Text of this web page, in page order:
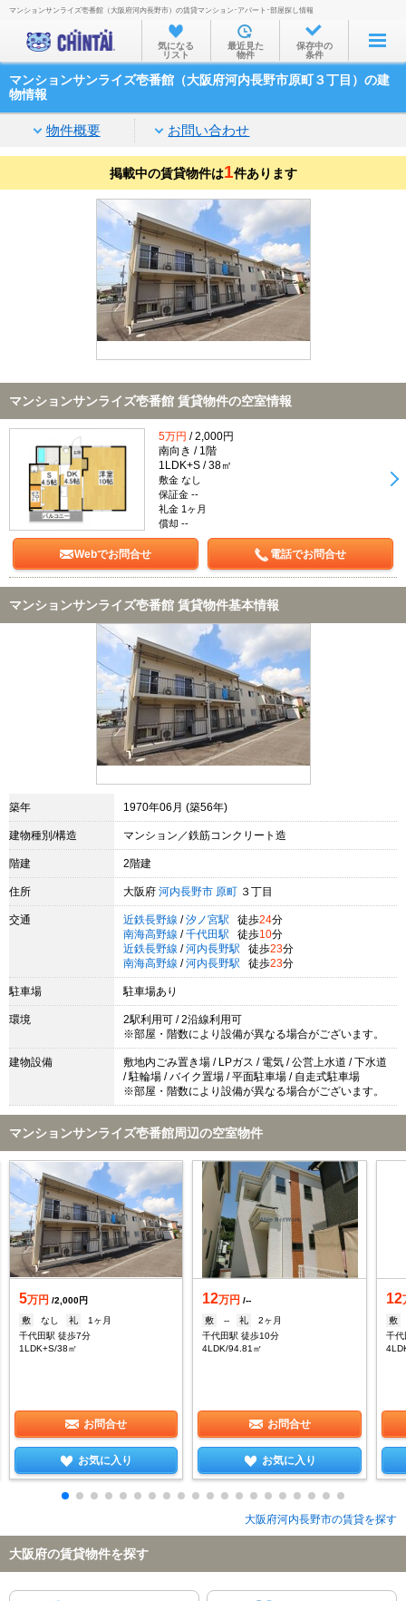
お部屋を探す
沿線・駅から
家賃相場から
通勤通学時間から
物件特集から
不動産会社から
TOP
マンションサンライズ壱番館（大阪府河内長野市）の賃貸マンション･アパート･部屋探し情報
気になる
リスト
最近見た
物件
保存中の
条件
マンションサンライズ壱番館（大阪府河内長野市原町３丁目）の建
物情報
物件概要 お問い合わせ
掲載中の賃貸物件は1件あります
マンションサンライズ壱番館 賃貸物件の空室情報
5万円 / 2,000円
南向き / 1階
1LDK+S / 38㎡
敷金 なし
保証金 --
礼金 1ヶ月
償却 --
Webでお問合せ 電話でお問合せ
マンションサンライズ壱番館 賃貸物件基本情報
築年 1970年06月 (築56年)
建物種別/構造 マンション／鉄筋コンクリート造
階建 2階建
住所 大阪府 河内長野市 原町 ３丁目
交通 近鉄長野線 / 汐ノ宮駅 徒歩24分
南海高野線 / 千代田駅 徒歩10分
近鉄長野線 / 河内長野駅 徒歩23分
南海高野線 / 河内長野駅 徒歩23分
駐車場 駐車場あり
環境
2駅利用可 / 2沿線利用可
※部屋・階数により設備が異なる場合がございます。
建物設備
敷地内ごみ置き場 / LPガス / 電気 / 公営上水道 / 下水道
/ 駐輪場 / バイク置場 / 平面駐車場 / 自走式駐車場
※部屋・階数により設備が異なる場合がございます。
マンションサンライズ壱番館周辺の空室物件
5万円 /2,000円
敷
なし 礼
1ヶ月
千代田駅 徒歩7分
1LDK+S/38㎡
お問合せ
お気に入り
12万円 /--
敷
-- 礼
2ヶ月
千代田駅 徒歩10分
4LDK/94.81㎡
お問合せ
お気に入り
12
敷
千
大阪府河内長野市の賃貸を探す
大阪府の賃貸物件を探す